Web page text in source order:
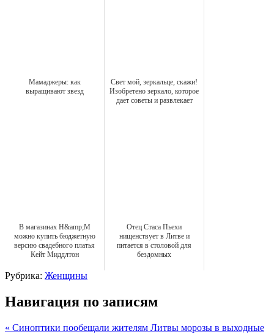
Мамаджеры: как
выращивают звезд
Свет мой, зеркальце, скажи!
Изобретено зеркало, которое
дает советы и развлекает
В магазинах H&amp;M
можно купить бюджетную
версию свадебного платья
Кейт Миддлтон
Отец Стаса Пьехи
нищенствует в Литве и
питается в столовой для
бездомных
Рубрика: Женщины
Навигация по записям
« Синоптики пообещали жителям Литвы морозы в выходные